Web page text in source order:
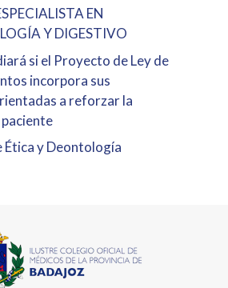
EN
Y DIGESTIVO
si el Proyecto de Ley de
incorpora sus
a reforzar la
Ética y Deontología